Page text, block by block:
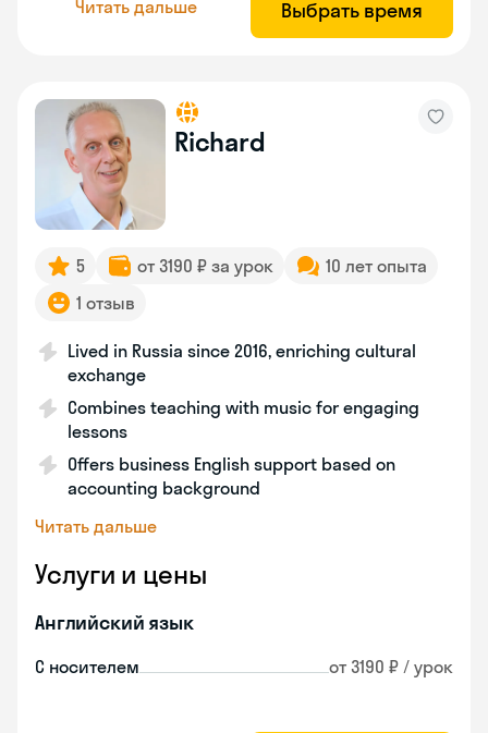
Читать дальше Выбрать время
Richard
5 от 3190 ₽ за урок
10 лет опыта
1 отзыв
Lived in Russia since 2016, enriching cultural
exchange
Combines teaching with music for engaging
lessons
Offers business English support based on
accounting background
Читать дальше
Услуги и цены
Английский язык
С носителем от 3190 ₽ / урок